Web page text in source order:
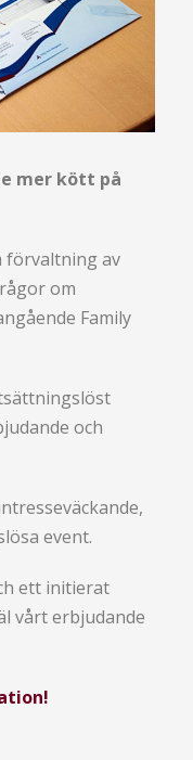
mer kött på
förvaltning av
om
Family
och
event.
ett initierat
vårt erbjudande